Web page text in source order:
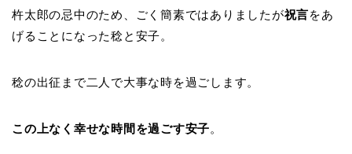
杵太郎の忌中のため、ごく簡素ではありましたが祝言をあ
げることになった稔と安子。
稔の出征まで二人で大事な時を過ごします。
この上なく幸せな時間を過ごす安子。